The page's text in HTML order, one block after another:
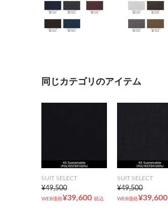
同じカテゴリのアイテム
SUIT SELECT
¥49,500
WEB価格¥39,600 税込
SUIT SELECT
¥49,500
WEB価格¥39,600